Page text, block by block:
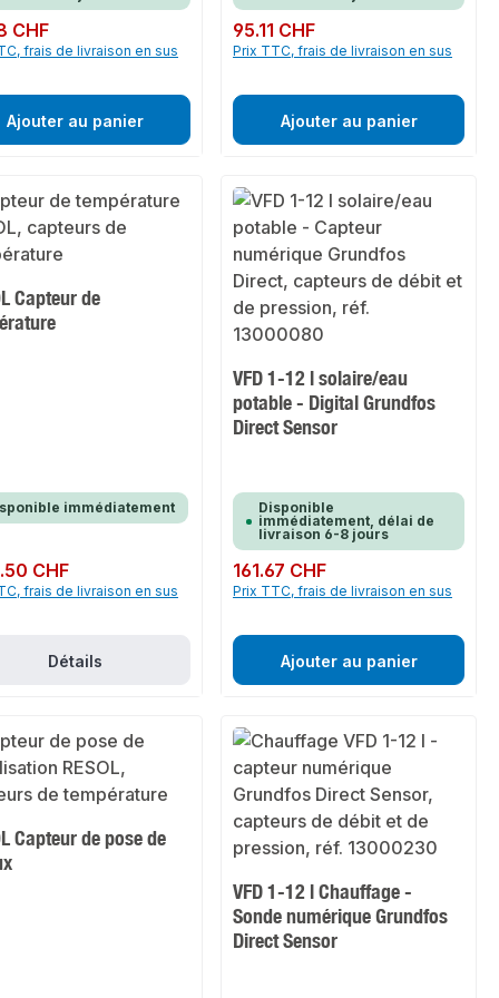
:
CHF
frais de livraison en sus
Ajouter au panier
Prix régulier :
95.11 CHF
Prix TTC, frais de livraison en sus
Ajouter au panier
Capteur de
immédiatement
: CHF
frais de livraison en sus
Détails
VFD 1-12 l solaire/eau
potable - Digital Grundfos
Direct Sensor
Disponible
immédiatement, délai de
livraison 6-8 jours
Prix régulier :
161.67 CHF
Prix TTC, frais de livraison en sus
Ajouter au panier
Capteur de pose de
VFD 1-12 l Chauffage -
Sonde numérique Grundfos
Direct Sensor